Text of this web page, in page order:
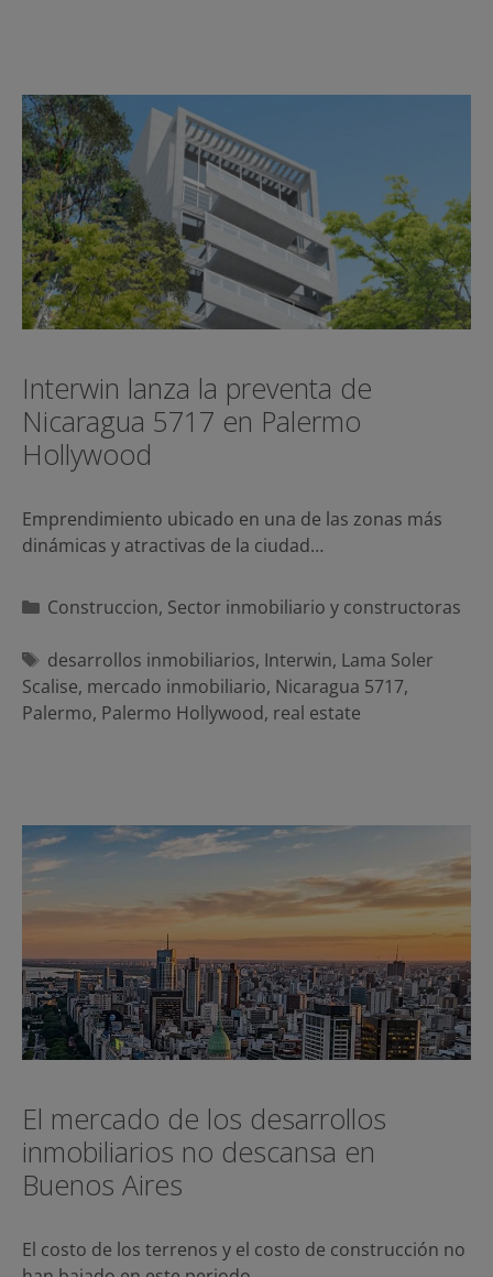
Interwin lanza la preventa de
Nicaragua 5717 en Palermo
Hollywood
Emprendimiento ubicado en una de las zonas más
dinámicas y atractivas de la ciudad…
Categorías
Construccion, Sector inmobiliario y constructoras
Etiquetas
desarrollos inmobiliarios, Interwin, Lama Soler
Scalise, mercado inmobiliario, Nicaragua 5717,
Palermo, Palermo Hollywood, real estate
El mercado de los desarrollos
inmobiliarios no descansa en
Buenos Aires
El costo de los terrenos y el costo de construcción no